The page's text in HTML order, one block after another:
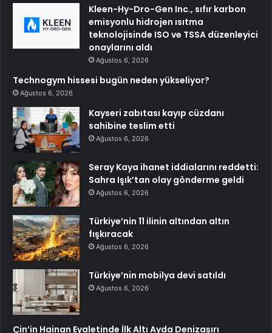
Kleen-Hy-Dro-Gen Inc., sıfır karbon
emisyonlu hidrojen ısıtma
teknolojisinde ISO ve TSSA düzenleyici
onaylarını aldı
Ağustos 6, 2026
Technogym hissesi bugün neden yükseliyor?
Ağustos 6, 2026
Kayseri zabıtası kayıp cüzdanı
sahibine teslim etti
Ağustos 6, 2026
Seray Kaya ihanet iddialarını reddetti:
Sahra Işık’tan olay gönderme geldi
Ağustos 6, 2026
Türkiye’nin 11 ilinin altından altın
fışkıracak
Ağustos 6, 2026
Türkiye’nin mobilya devi satıldı
Ağustos 6, 2026
Çin’in Hainan Eyaletinde İlk Altı Ayda Denizaşırı